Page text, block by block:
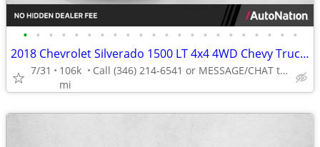
• • • • • • • • • • • • • • • • • • • • • •
2018 Chevrolet Silverado 1500 LT 4x4 4WD Chevy Truck Crew cab AUTONATION
7/31
106k
mi
Call (346) 214-6541 or MESSAGE/CHAT to confirm availability